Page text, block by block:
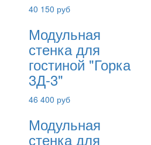
40 150 руб
Модульная
стенка для
гостиной "Горка
3Д-3"
46 400 руб
Модульная
стенка для